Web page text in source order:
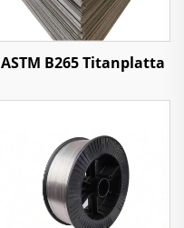
ASTM B265 Titanplatta